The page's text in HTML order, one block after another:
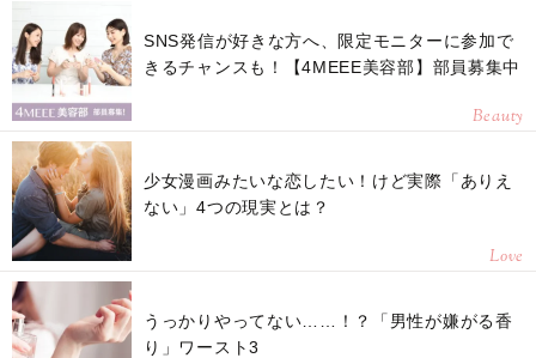
SNS発信が好きな方へ、限定モニターに参加で
きるチャンスも！【4MEEE美容部】部員募集中
Beauty
少女漫画みたいな恋したい！けど実際「ありえ
ない」4つの現実とは？
Love
うっかりやってない……！？「男性が嫌がる香
り」ワースト3